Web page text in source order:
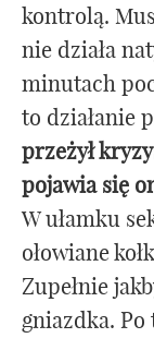
kontrolą.
nie działa
minutach
to działanie
przeżył
pojawia się
W ułamku
ołowiane
Zupełnie
gniazdka.